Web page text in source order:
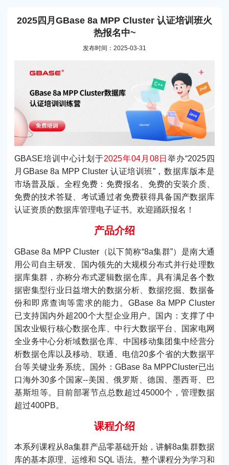
2025四月GBase 8a MPP Cluster 认证培训班火
热报名中~
发布时间：2025-03-31
GBASE培训中心计划于2025年04月08日举办“2025四
月GBase 8a MPP Cluster 认证培训班”，数据库版本是
市场普及版。全程免费：免费报名、免费的安装介质、
免费的技术答疑、考试通过者免费获得具备国产数据库
认证资质的数据库管理电子证书。欢迎踊跃报名！
产品介绍
GBase 8a MPP Cluster（以下简称“8a集群”）是南大通
用公司自主研发、国内领先的大规模分布式并行处理数
据库集群，亦称分布式逻辑数据仓库。具有满足各个数
据密集型行业日益增大的数据分析、数据挖掘、数据备
份和即席查询等需求的能力。GBase 8a MPP Cluster
已支持国内外超200个大型企业用户。国内：支撑了中
国农业银行核心数据仓库、中行大数据平台、国家电网
全业务中心分析域数据仓库、中国移动集团集中经营分
析数据仓库以及移动、联通、电信20多个省的大数据平
台等关键业务系统。国外：GBase 8a MPPCluster已出
口海外30多个国家--美国、俄罗斯、德国、墨西哥、巴
基斯坦等。目前部署节点总数超过45000个，管理数据
超过400PB。
课程介绍
本系列课程从8a集群产品零基础开始，讲解8a集群数据
库的基本原理、运维和 SQL 语法。整个课程分为学习和